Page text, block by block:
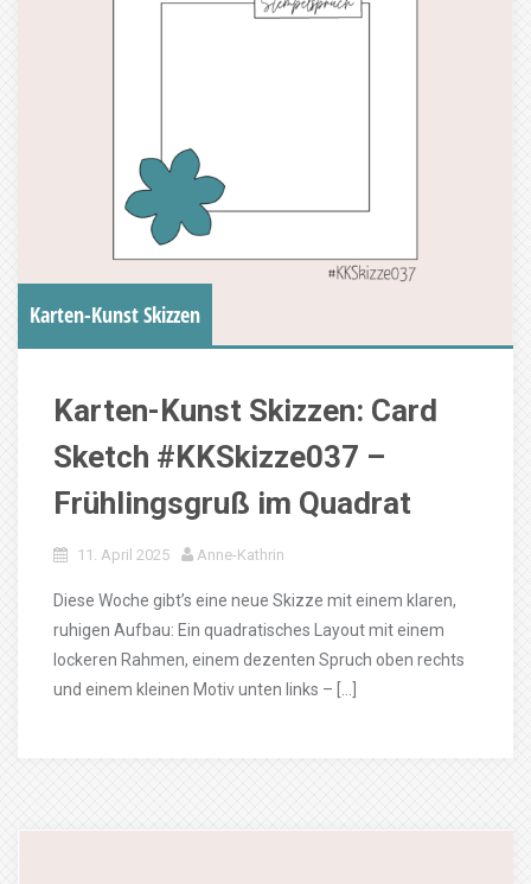
Karten-Kunst Skizzen
Karten-Kunst Skizzen: Card
Sketch #KKSkizze037 –
Frühlingsgruß im Quadrat
11. April 2025 Anne-Kathrin
Diese Woche gibt’s eine neue Skizze mit einem klaren,
ruhigen Aufbau: Ein quadratisches Layout mit einem
lockeren Rahmen, einem dezenten Spruch oben rechts
und einem kleinen Motiv unten links – […]